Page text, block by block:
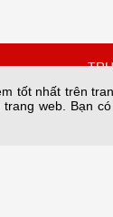
tốt nhất trên
web. Bạn